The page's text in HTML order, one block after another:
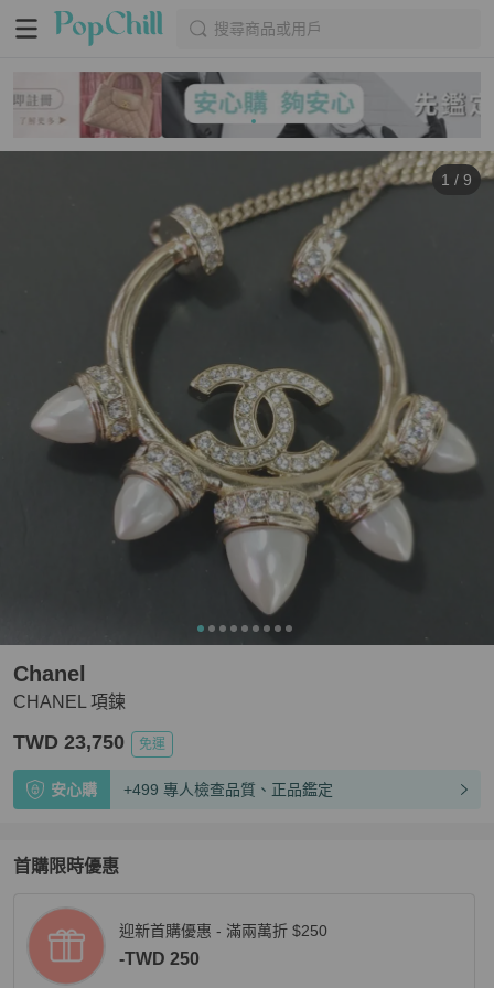
搜尋商品或用戶
1 / 9
CHANEL 項鍊
Chanel
TWD 23,750 免運
安心購 +499 專人檢查品質、正品鑑定
首購限時優惠
迎新首購優惠 - 滿兩萬折 $250
-TWD 250